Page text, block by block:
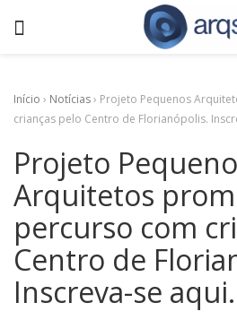
Início › Notícias› Projeto Pequenos
crianças pelo Centro de Florianópolis.
Projeto
Arquitetos
percurso com
Centro de
Inscreva-se aqui.